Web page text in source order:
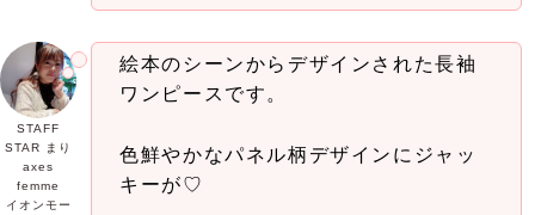
STAFF
STAR まり
axes
femme
イオンモー
絵本のシーンからデザインされた長袖
ワンピースです。
色鮮やかなパネル柄デザインにジャッ
キーが♡